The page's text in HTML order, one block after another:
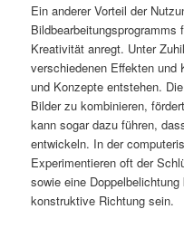
Ein anderer Vorteil der
Kreativität anregt. Unter
verschiedenen Effekten und
und Konzepte entstehen.
Bilder zu kombinieren,
kann sogar dazu führen,
entwickeln. In der
Experimentieren oft der
sowie eine
konstruktive Richtung sein.